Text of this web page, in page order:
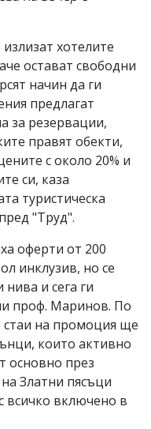
хотелите
остават свободни
начин да ги
предлагат
за резервации,
правят обекти,
с около 20% и
си, каза
туристическа
"Труд".
оферти от 200
инклузив, но се
и сега ги
проф. Маринов. По
стаи на промоция ще
които активно
основно през
Златни пясъци
всичко включено в